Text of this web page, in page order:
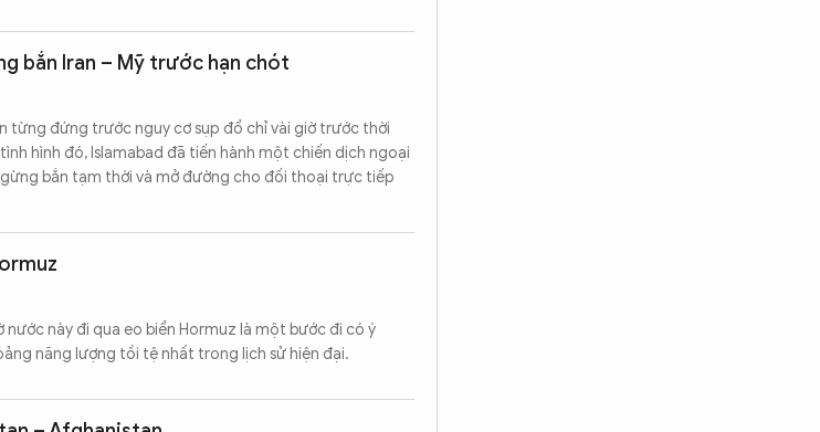
bắn Iran – Mỹ trước hạn chót
từng đứng trước nguy cơ sụp đổ chỉ vài giờ trước thời
hình đó, Islamabad đã tiến hành một chiến dịch ngoại
bắn tạm thời và mở đường cho đối thoại trực tiếp
này đi qua eo biển Hormuz là một bước đi có ý
năng lượng tồi tệ nhất trong lịch sử hiện đại.